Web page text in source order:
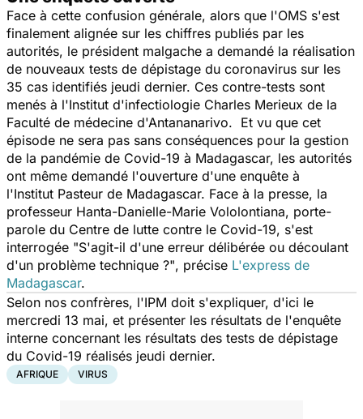
Face à cette confusion générale, alors que l'OMS s'est
finalement alignée sur les chiffres publiés par les
autorités, le président malgache a demandé la réalisation
de nouveaux tests de dépistage du coronavirus sur les
35 cas identifiés jeudi dernier. Ces contre-tests sont
menés à l'Institut d'infectiologie Charles Merieux de la
Faculté de médecine d'Antananarivo. Et vu que cet
épisode ne sera pas sans conséquences pour la gestion
de la pandémie de Covid-19 à Madagascar, les autorités
ont même demandé l'ouverture d'une enquête à
l'Institut Pasteur de Madagascar. Face à la presse, la
professeur Hanta-Danielle-Marie Vololontiana, porte-
parole du Centre de lutte contre le Covid-19, s'est
interrogée "S'agit-il d'une erreur délibérée ou découlant
d'un problème technique ?", précise L'express de
Madagascar.
Selon nos confrères, l'IPM doit s'expliquer, d'ici le
mercredi 13 mai, et présenter les résultats de l'enquête
interne concernant les résultats des tests de dépistage
du Covid-19 réalisés jeudi dernier.
AFRIQUE VIRUS